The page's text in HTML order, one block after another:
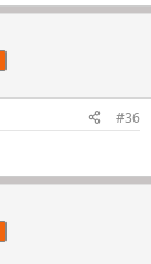
#36